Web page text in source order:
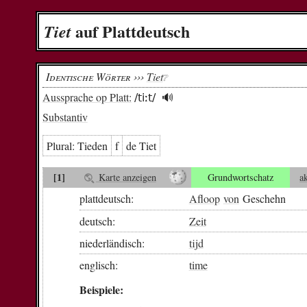
Tietauf Plattdeutsch
Aussprache op Platt: /tiːt/ 🔊︎
Substantiv
Plural: Tie­den f de Tiet
[1] Karte anzeigen Grundwortschatz
plattdeutsch: Afloop von Geschehn
deutsch:
Zeit
niederländisch:
tijd
englisch:
time
Beispiele:
Identische Wörter ››› Tiet❔︎